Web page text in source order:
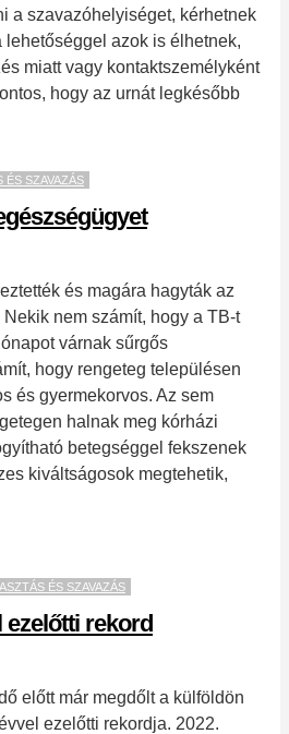
a szavazóhelyiséget, kérhetnek
lehetőséggel azok is élhetnek,
miatt vagy kontaktszemélyként
hogy az urnát legkésőbb
ÉS SZAVAZÁS
és magára hagyták az
nem számít, hogy a TB-t
várnak sűrgős
hogy rengeteg településen
és gyermekorvos. Az sem
halnak meg kórházi
betegséggel fekszenek
kiváltságosok megtehetik,
ÉS SZAVAZÁS
ezelőtti rekord
előtt már megdőlt a külföldön
ezelőtti rekordja. 2022.